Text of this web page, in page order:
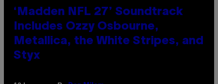
‘Madden NFL 27’ Soundtrack
Includes Ozzy Osbourne,
Metallica, the White Stripes, and
Styx